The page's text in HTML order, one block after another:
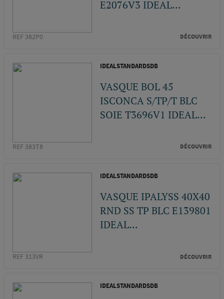
E2076V3 IDEAL...
REF 382P0 DÉCOUVRIR
IDEALSTANDARDSDB
VASQUE BOL 45
ISCONCA S/TP/T BLC
SOIE T3696V1 IDEAL...
REF 383T8 DÉCOUVRIR
IDEALSTANDARDSDB
VASQUE IPALYSS 40X40
RND SS TP BLC E139801
IDEAL...
REF 313VR DÉCOUVRIR
IDEALSTANDARDSDB